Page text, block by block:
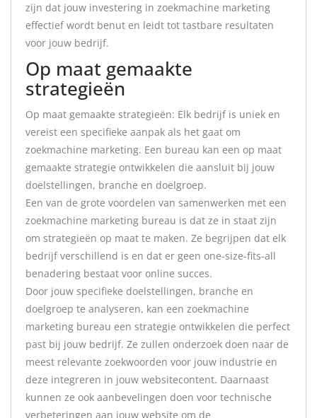
zijn dat jouw investering in zoekmachine marketing
effectief wordt benut en leidt tot tastbare resultaten
voor jouw bedrijf.
Op maat gemaakte
strategieën
Op maat gemaakte strategieën: Elk bedrijf is uniek en
vereist een specifieke aanpak als het gaat om
zoekmachine marketing. Een bureau kan een op maat
gemaakte strategie ontwikkelen die aansluit bij jouw
doelstellingen, branche en doelgroep.
Een van de grote voordelen van samenwerken met een
zoekmachine marketing bureau is dat ze in staat zijn
om strategieën op maat te maken. Ze begrijpen dat elk
bedrijf verschillend is en dat er geen one-size-fits-all
benadering bestaat voor online succes.
Door jouw specifieke doelstellingen, branche en
doelgroep te analyseren, kan een zoekmachine
marketing bureau een strategie ontwikkelen die perfect
past bij jouw bedrijf. Ze zullen onderzoek doen naar de
meest relevante zoekwoorden voor jouw industrie en
deze integreren in jouw websitecontent. Daarnaast
kunnen ze ook aanbevelingen doen voor technische
verbeteringen aan jouw website om de